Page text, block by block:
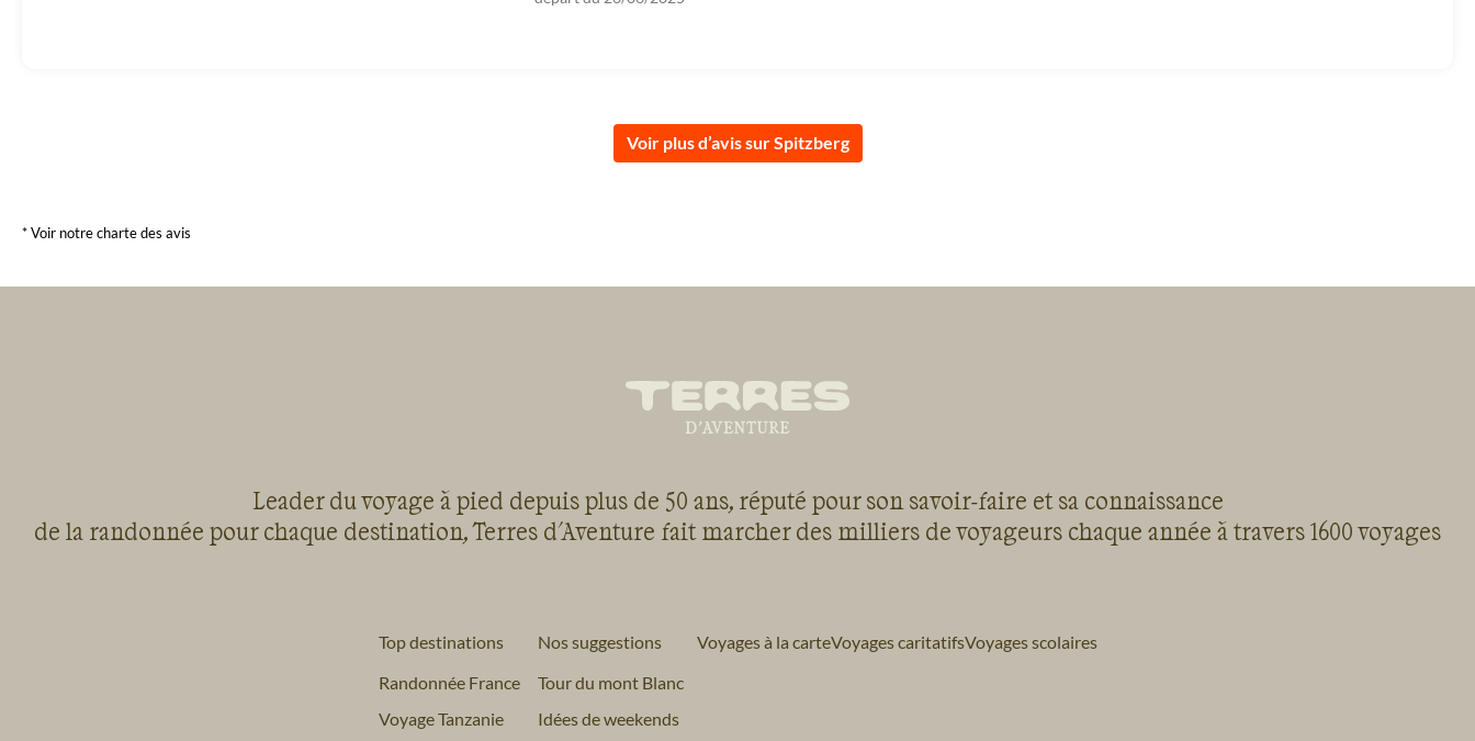
Voir plus d’avis sur Spitzberg
* Voir notre charte des avis
Leader du voyage à pied depuis plus de 50 ans, réputé pour son savoir-faire et sa connaissance
de la randonnée pour chaque destination, Terres d'Aventure fait marcher des milliers de voyageurs chaque année à travers 1600 voyages
Top destinations
Randonnée France
Voyage Tanzanie
Nos suggestions
Tour du mont Blanc
Idées de weekends
Voyages à la carteVoyages caritatifsVoyages scolaires